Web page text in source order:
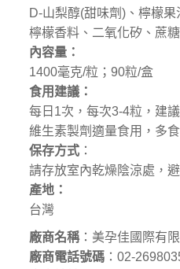
D-山梨醇(甜味劑)、檸檬
檸檬香料、二氧化矽、蔗
內容量：
1400毫克/粒；90粒/盒
食用建議：
每日1次，每次3-4粒，建
維生素製劑適量食用，多
保存方式 ：
請存放室內乾燥陰涼處，
產地：
台灣
廠商名稱：美孕佳國際有
廠商電話號碼 ：02-